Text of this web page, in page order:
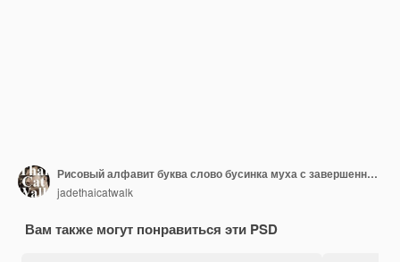
Рисовый алфавит буква слово бусинка муха с завершенным зерном семена сырого риса концепция для освежения утренней еды сырое рисовое зерно семена алфавит буквы слово концепция белый фон изолирован
jadethaicatwalk
Вам также могут понравиться эти PSD